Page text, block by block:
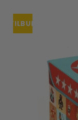
TILBUD